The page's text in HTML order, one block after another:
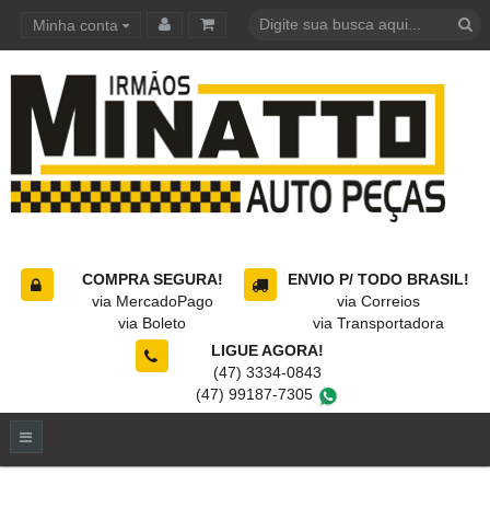
Minha conta
COMPRA SEGURA!
via MercadoPago
via Boleto
ENVIO P/ TODO BRASIL!
via Correios
via Transportadora
LIGUE AGORA!
(47) 3334-0843
(47) 99187-7305